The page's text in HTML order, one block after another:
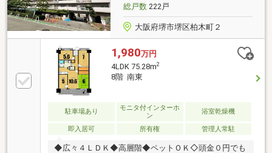
総戸数222戸
大阪府堺市堺区柏木町２
1,980万円
4LDK 75.28m2
8階 南東
駐車場あり
モニタ付インターホ
ン
浴室乾燥機
即入居可 所有権 管理人常駐
◆広々４ＬＤＫ◆高層階◆ペットＯＫ◇頭金０円でも